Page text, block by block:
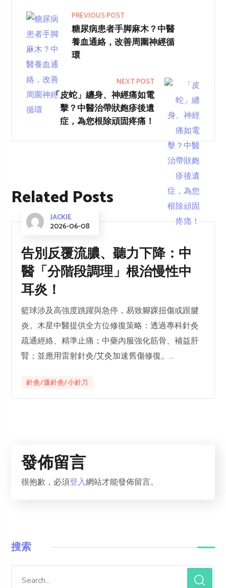
PREVIOUS POST
糖尿病患者手脚麻木？中醫
養血通絡，改善周圍神經循
環
NEXT POST
「皮蛇」纏身、神經痛如電
擊？中醫治帶狀皰疹後遺
症，為您根除頑固疼痛！
Related Posts
JACKIE
2026-06-08
告別反覆流膿、聽力下降：中
醫「分階段調理」根治慢性中
耳炎！
籃球涉及高強度跳躍與急停，易致腳踝扭傷或跟腱
炎。木星中醫提供全方位修復策略：透過專科針灸
疏通經絡、精準止痛；中藥內服強化筋骨、補益肝
腎；並應用雷射針灸/艾灸加速舊傷修復。...
針灸/溫針灸/小針刀
發佈留言
很抱歉，必須登入網站才能發佈留言。
搜索